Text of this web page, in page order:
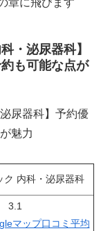
章に飛びます
・泌尿器科】
も可能な点が
ク 内科・泌尿器科
3.1
マップ口コミ平均